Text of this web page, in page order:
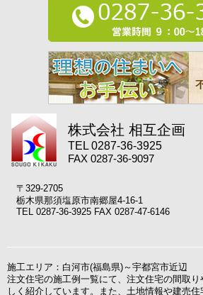
株式会社 相互企画
TEL 0287-36-3925
FAX 0287-36-9097
〒329-2705
栃木県那須塩原市南郷屋4-16-1
TEL 0287-36-3925 FAX 0287-47-6146
施工エリア：白河市(福島県)～宇都宮市近辺
注文住宅の施工例一覧にて、注文住宅の間取
しく紹介しています。また、土地情報や建売